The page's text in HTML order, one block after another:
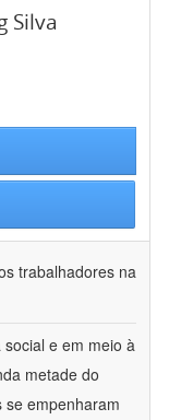
Silva
trabalhadores na
e em meio à
metade do
se empenharam